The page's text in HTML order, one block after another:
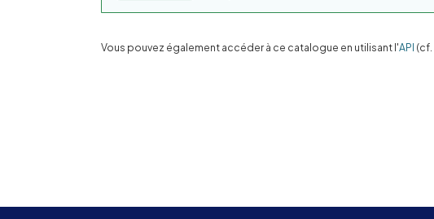
Vous pouvez également accéder à ce catalogue en utilisant l'API (cf.